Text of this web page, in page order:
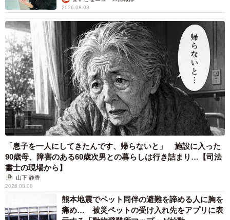
2026.08.08
「息子を一人にしてきたんです、帰らないと」 施設に入った
90歳母、障害のある60歳次男との暮らしは行き詰まり…【司法
書士の現場から】
山下 静香
2026.08.08
熊本地震でペット同伴の避難を諦める人に胸を
痛め… 被災ペットの受け入れ先をアプリに表